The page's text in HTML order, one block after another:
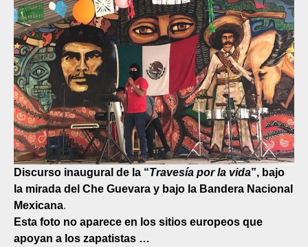
Discurso inaugural de la “Travesía por la vida”, bajo
la mirada del Che Guevara y bajo la Bandera Nacional
Mexicana.
Esta foto no aparece en los sitios europeos que
apoyan a los zapatistas …